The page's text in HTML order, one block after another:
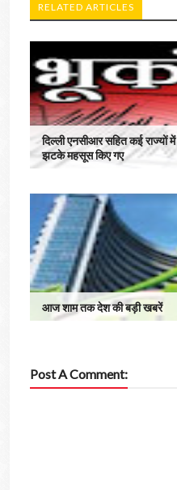
RELATED ARTICLES
दिल्ली एनसीआर सहित कई
झटके महसूस किए गए
आज शाम तक देश की बड़ी खबरें
Post A Comment: